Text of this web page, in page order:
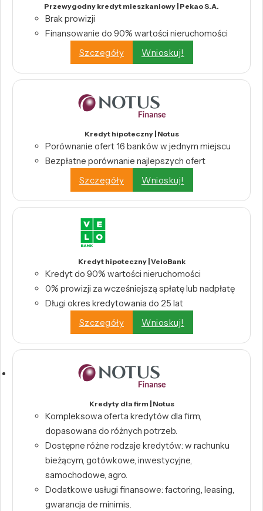
Przewygodny kredyt mieszkaniowy | Pekao S.A.
Brak prowizji
Finansowanie do 90% wartości nieruchomości
Szczegóły
Wnioskuj!
Kredyt hipoteczny | Notus
Porównanie ofert 16 banków w jednym miejscu
Bezpłatne porównanie najlepszych ofert
Szczegóły
Wnioskuj!
Kredyt hipoteczny | VeloBank
Kredyt do 90% wartości nieruchomości
0% prowizji za wcześniejszą spłatę lub nadpłatę
Długi okres kredytowania do 25 lat
Szczegóły
Wnioskuj!
Kredyty dla firm | Notus
Kompleksowa oferta kredytów dla firm,
dopasowana do różnych potrzeb.
Dostępne różne rodzaje kredytów: w rachunku
bieżącym, gotówkowe, inwestycyjne,
samochodowe, agro.
Dodatkowe usługi finansowe: factoring, leasing,
gwarancja de minimis.